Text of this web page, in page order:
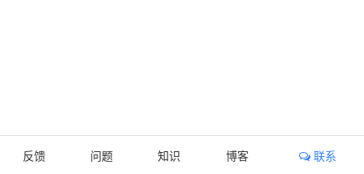
反馈 问题 知识 博客 联系